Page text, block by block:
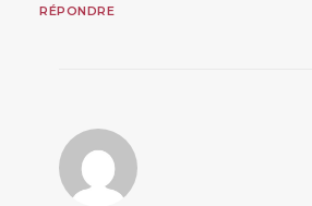
RÉPONDRE